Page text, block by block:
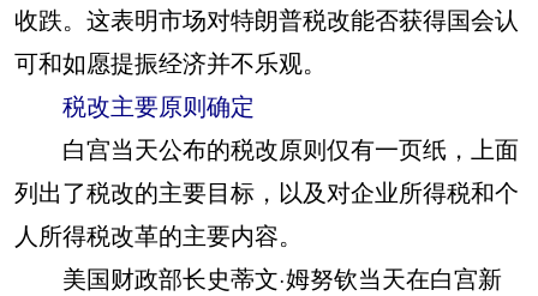
收跌。这表明市场对特朗普税改能否获得国会认
可和如愿提振经济并不乐观。
税改主要原则确定
白宫当天公布的税改原则仅有一页纸，上面
列出了税改的主要目标，以及对企业所得税和个
人所得税改革的主要内容。
美国财政部长史蒂文·姆努钦当天在白宫新